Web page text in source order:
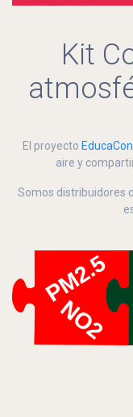
Kit
El proyecto
aire y
Somos distribuidores